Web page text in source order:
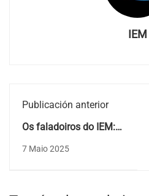
IEM
Publicación anterior
Os faladoiros do IEM:
"Galicia, un país
7 Maio 2025